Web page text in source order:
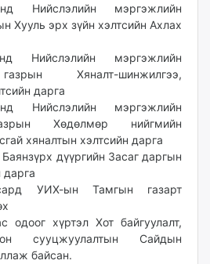
Нийслэлийн мэргэжлийн
Хууль эрх зүйн хэлтсийн Ахлах
Нийслэлийн мэргэжлийн
Хяналт-шинжилгээ,
дарга
Нийслэлийн мэргэжлийн
Хөдөлмөр нийгмийн
хяналтын хэлтсийн дарга
дүүргийн Засаг даргын
УИХ-ын Тамгын газарт
одоог хүртэл Хот байгуулалт,
сууцжуулалтын Сайдын
байсан.